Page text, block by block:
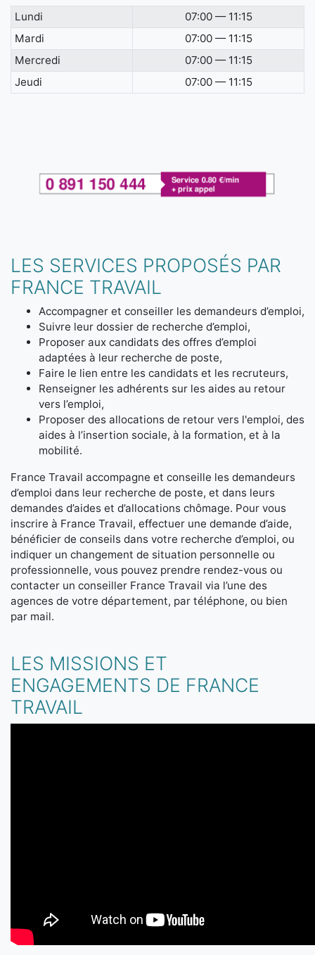
Lundi
07:00 — 11:15
Mardi
07:00 — 11:15
Mercredi
07:00 — 11:15
Jeudi
07:00 — 11:15
LES SERVICES PROPOSÉS PAR
FRANCE TRAVAIL
Accompagner et conseiller les demandeurs d’emploi,
Suivre leur dossier de recherche d’emploi,
Proposer aux candidats des offres d’emploi
adaptées à leur recherche de poste,
Faire le lien entre les candidats et les recruteurs,
Renseigner les adhérents sur les aides au retour
vers l’emploi,
Proposer des allocations de retour vers l'emploi, des
aides à l’insertion sociale, à la formation, et à la
mobilité.
France Travail accompagne et conseille les demandeurs
d’emploi dans leur recherche de poste, et dans leurs
demandes d’aides et d’allocations chômage. Pour vous
inscrire à France Travail, effectuer une demande d’aide,
bénéficier de conseils dans votre recherche d’emploi, ou
indiquer un changement de situation personnelle ou
professionnelle, vous pouvez prendre rendez-vous ou
contacter un conseiller France Travail via l’une des
agences de votre département, par téléphone, ou bien
par mail.
LES MISSIONS ET
ENGAGEMENTS DE FRANCE
TRAVAIL